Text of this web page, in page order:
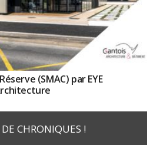
(SMAC) par EYE
CHRONIQUES !